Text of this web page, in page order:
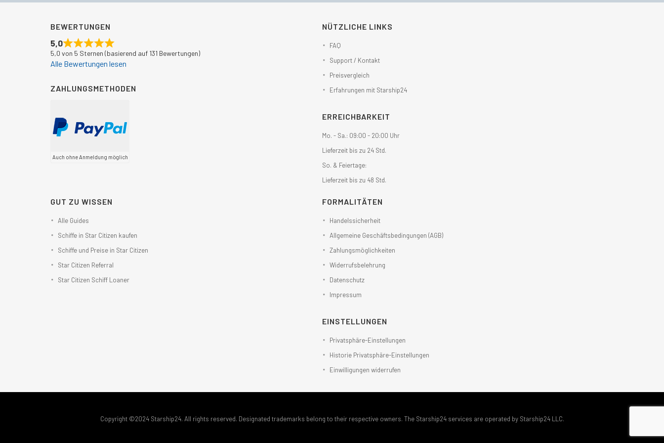
BEWERTUNGEN
5,0
5,0 von 5 Sternen (basierend auf 131 Bewertungen)
Alle Bewertungen lesen
ZAHLUNGSMETHODEN
Auch ohne Anmeldung möglich
NÜTZLICHE LINKS
FAQ
Support / Kontakt
Preisvergleich
Erfahrungen mit Starship24
ERREICHBARKEIT
Mo. - Sa.: 09:00 - 20:00 Uhr
Lieferzeit bis zu 24 Std.
So. & Feiertage:
Lieferzeit bis zu 48 Std.
GUT ZU WISSEN
Alle Guides
Schiffe in Star Citizen kaufen
Schiffe und Preise in Star Citizen
Star Citizen Referral
Star Citizen Schiff Loaner
FORMALITÄTEN
Handelssicherheit
Allgemeine Geschäftsbedingungen (AGB)
Zahlungsmöglichkeiten
Widerrufsbelehrung
Datenschutz
Impressum
EINSTELLUNGEN
Privatsphäre-Einstellungen
Historie Privatsphäre-Einstellungen
Einwilligungen widerrufen
Copyright ©2024 Starship24. All rights reserved. Designated trademarks belong to their respective owners. The Starship24 services are operated by Starship24 LLC.